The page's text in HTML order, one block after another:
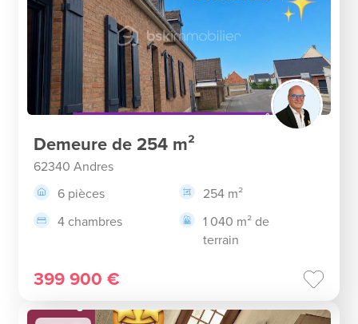
Demeure de 254 m²
62340 Andres
6 pièces
254 m²
4 chambres
1 040 m² de
terrain
399 900 €